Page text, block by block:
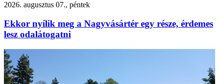
2026. augusztus 07., péntek
Ekkor nyílik meg a Nagyvásártér egy része, érdemes
lesz odalátogatni